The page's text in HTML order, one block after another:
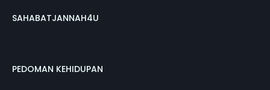
SAHABATJANNAH4U
PEDOMAN KEHIDUPAN